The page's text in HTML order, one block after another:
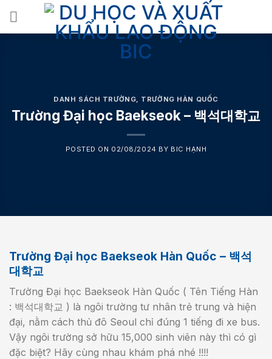
content
DANH SÁCH TRƯỜNG, TRƯỜNG HÀN QUỐC
Trường Đại học Baekseok – 백석대학교
POSTED ON 02/08/2024 BY BIC HẠNH
Trường Đại học Baekseok Hàn Quốc – 백석
대학교
Trường Đại học Baekseok Hàn Quốc ( Tên Tiếng Hàn
: 백석대학교 ) là ngôi trường tư nhân trẻ trung và hiện
đại, nằm cách thủ đô Seoul chỉ đúng 1 tiếng đi xe bus.
Vậy ngôi trường sở hữu 15,000 sinh viên này thì có gì
đặc biệt? Hãy cùng nhau khám phá nhé !!!!